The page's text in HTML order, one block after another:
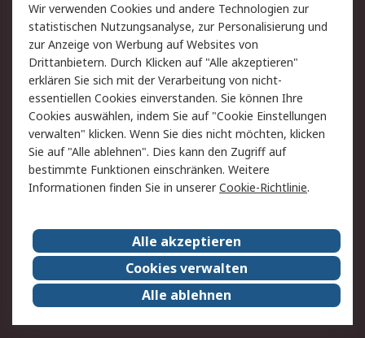
Rücksendung/Entsorgung Kontakt
Hilfe
Rechtliches
RS Verkaufs- und
Lieferbedingungen
Datenschutz
Cookie-Richtlinie
Zahlungsbedingungen
Impressum
Webseite Konditionen
RS weltweit
Karriere bei RS
Nachhaltigkeit
Qualität/Zertifikate
Presse-Center
Event-Center
Wir verwenden Cookies und andere Technologien zur
statistischen Nutzungsanalyse, zur Personalisierung und
zur Anzeige von Werbung auf Websites von
Drittanbietern. Durch Klicken auf "Alle akzeptieren"
erklären Sie sich mit der Verarbeitung von nicht-
essentiellen Cookies einverstanden. Sie können Ihre
Cookies auswählen, indem Sie auf "Cookie Einstellungen
verwalten" klicken. Wenn Sie dies nicht möchten, klicken
Sie auf "Alle ablehnen". Dies kann den Zugriff auf
bestimmte Funktionen einschränken. Weitere
Informationen finden Sie in unsererCookie-Richtlinie.
Alle akzeptieren
Cookies verwalten
Alle ablehnen